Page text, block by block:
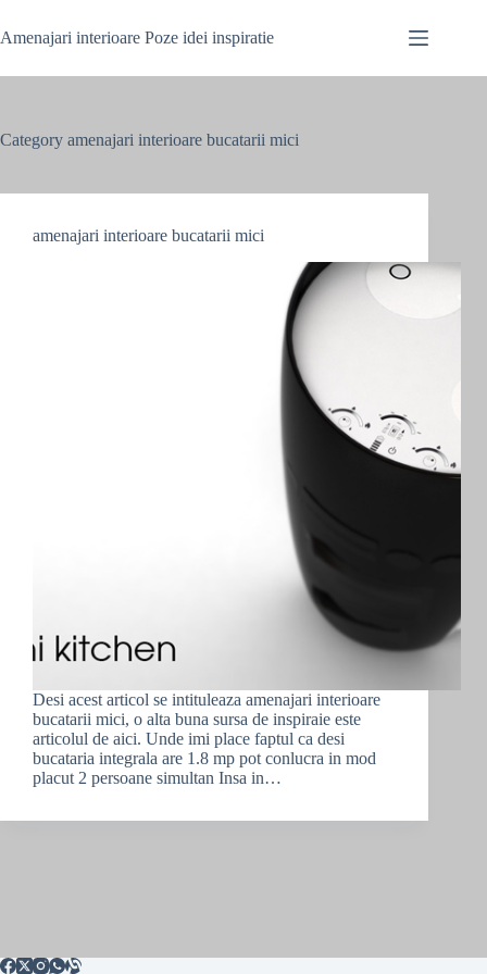
to
content
Amenajari interioare Poze idei inspiratie
Category amenajari interioare bucatarii mici
amenajari interioare bucatarii mici
Desi acest articol se intituleaza amenajari interioare
bucatarii mici, o alta buna sursa de inspiraie este
articolul de aici. Unde imi place faptul ca desi
bucataria integrala are 1.8 mp pot conlucra in mod
placut 2 persoane simultan Insa in…